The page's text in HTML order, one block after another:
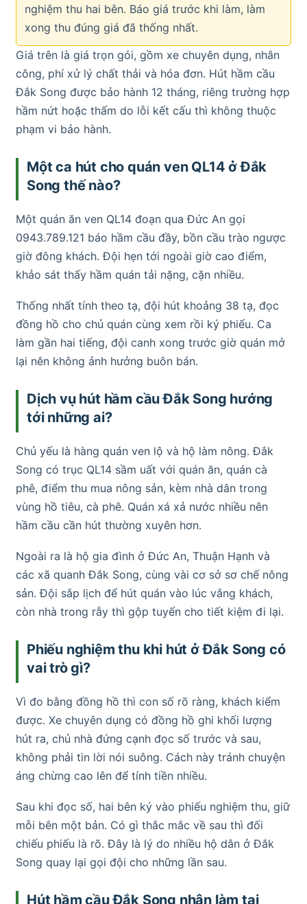
nghiệm thu hai bên. Báo giá trước khi làm, làm
xong thu đúng giá đã thống nhất.
Giá trên là giá trọn gói, gồm xe chuyên dụng, nhân
công, phí xử lý chất thải và hóa đơn. Hút hầm cầu
Đắk Song được bảo hành 12 tháng, riêng trường hợp
hầm nứt hoặc thấm do lỗi kết cấu thì không thuộc
phạm vi bảo hành.
Một ca hút cho quán ven QL14 ở Đắk
Song thế nào?
Một quán ăn ven QL14 đoạn qua Đức An gọi
0943.789.121 báo hầm cầu đầy, bồn cầu trào ngược
giờ đông khách. Đội hẹn tới ngoài giờ cao điểm,
khảo sát thấy hầm quán tải nặng, cặn nhiều.
Thống nhất tính theo tạ, đội hút khoảng 38 tạ, đọc
đồng hồ cho chủ quán cùng xem rồi ký phiếu. Ca
làm gần hai tiếng, đội canh xong trước giờ quán mở
lại nên không ảnh hưởng buôn bán.
Dịch vụ hút hầm cầu Đắk Song hướng
tới những ai?
Chủ yếu là hàng quán ven lộ và hộ làm nông. Đắk
Song có trục QL14 sầm uất với quán ăn, quán cà
phê, điểm thu mua nông sản, kèm nhà dân trong
vùng hồ tiêu, cà phê. Quán xá xả nước nhiều nên
hầm cầu cần hút thường xuyên hơn.
Ngoài ra là hộ gia đình ở Đức An, Thuận Hạnh và
các xã quanh Đắk Song, cùng vài cơ sở sơ chế nông
sản. Đội sắp lịch để hút quán vào lúc vắng khách,
còn nhà trong rẫy thì gộp tuyến cho tiết kiệm đi lại.
Phiếu nghiệm thu khi hút ở Đắk Song có
vai trò gì?
Vì đo bằng đồng hồ thì con số rõ ràng, khách kiểm
được. Xe chuyên dụng có đồng hồ ghi khối lượng
hút ra, chủ nhà đứng cạnh đọc số trước và sau,
không phải tin lời nói suông. Cách này tránh chuyện
áng chừng cao lên để tính tiền nhiều.
Sau khi đọc số, hai bên ký vào phiếu nghiệm thu, giữ
mỗi bên một bản. Có gì thắc mắc về sau thì đối
chiếu phiếu là rõ. Đây là lý do nhiều hộ dân ở Đắk
Song quay lại gọi đội cho những lần sau.
Hút hầm cầu Đắk Song nhận làm tại